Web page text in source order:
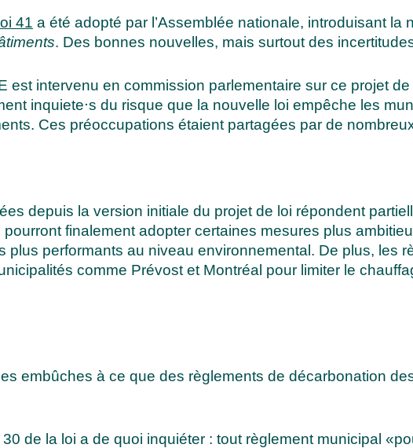
41 a été adopté par l’Assemblée nationale, introduisant la
. Des bonnes nouvelles, mais surtout des
est intervenu en commission parlementaire sur ce projet
inquiete⋅s du risque que la nouvelle loi empêche les
Ces préoccupations étaient partagées par de
depuis la version initiale du projet de loi répondent
finalement adopter certaines mesures plus
plus performants au niveau environnemental. De plus, les
comme Prévost et Montréal pour limiter le
embûches à ce que des règlements de décarbonation
de la loi a de quoi inquiéter : tout règlement municipal